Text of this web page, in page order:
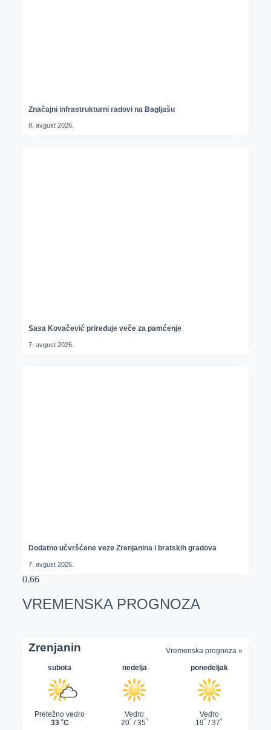
Značajni infrastrukturni radovi na Bagljašu
8. avgust 2026.
Sasa Kovačević priređuje veče za pamćenje
7. avgust 2026.
Dodatno učvršćene veze Zrenjanina i bratskih gradova
7. avgust 2026.
VREMENSKA PROGNOZA